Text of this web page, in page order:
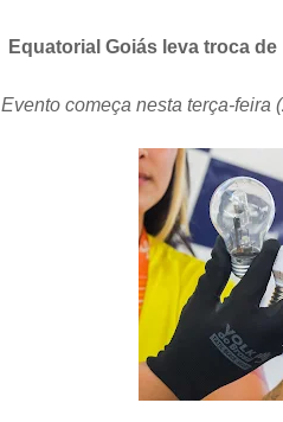
Equatorial Goiás leva troca
Evento começa nesta terça-feira